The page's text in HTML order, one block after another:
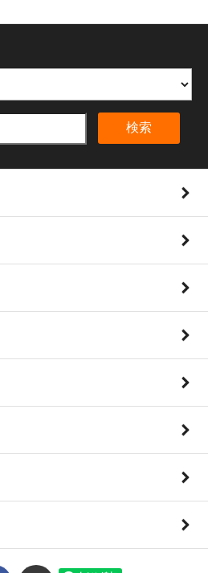
検索